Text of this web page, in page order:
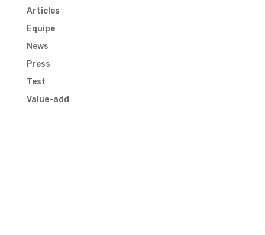
Articles
Equipe
News
Press
Test
Value-add